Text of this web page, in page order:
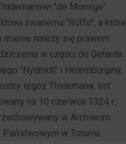
"de Mornige"
zwanemu "Ruffo", a które
mienie należy się prawem
w części do Getarda
"Nydnich" i Helemburginy,
tegoż Thidemana, list
na 10 czerwca 1324 r.,
w Archiwum
Państwowym w Toruniu